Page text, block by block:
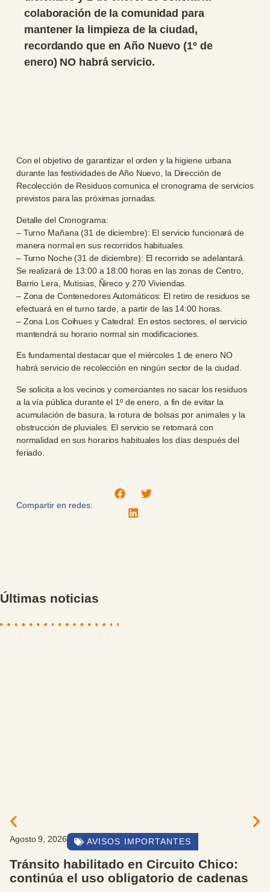
colaboración de la comunidad para
mantener la limpieza de la ciudad,
recordando que en Año Nuevo (1º de
enero) NO habrá servicio.
Con el objetivo de garantizar el orden y la higiene urbana
durante las festividades de Año Nuevo, la Dirección de
Recolección de Residuos comunica el cronograma de servicios
previstos para las próximas jornadas.
Detalle del Cronograma:
– Turno Mañana (31 de diciembre): El servicio funcionará de
manera normal en sus recorridos habituales.
– Turno Noche (31 de diciembre): El recorrido se adelantará.
Se realizará de 13:00 a 18:00 horas en las zonas de Centro,
Barrio Lera, Mutisias, Ñireco y 270 Viviendas.
– Zona de Contenedores Automáticos: El retiro de residuos se
efectuará en el turno tarde, a partir de las 14:00 horas.
– Zona Los Coihues y Catedral: En estos sectores, el servicio
mantendrá su horario normal sin modificaciones.
Es fundamental destacar que el miércoles 1 de enero NO
habrá servicio de recolección en ningún sector de la ciudad.
Se solicita a los vecinos y comerciantes no sacar los residuos
a la vía pública durante el 1º de enero, a fin de evitar la
acumulación de basura, la rotura de bolsas por animales y la
obstrucción de pluviales. El servicio se retomará con
normalidad en sus horarios habituales los días después del
feriado.
Compartir en redes:
Últimas noticias
Agosto 9, 2026 AVISOS IMPORTANTES
Tránsito habilitado en Circuito Chico:
continúa el uso obligatorio de cadenas